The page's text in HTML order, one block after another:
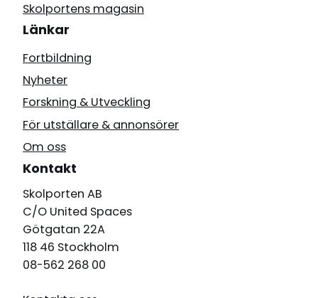
Skolportens magasin
Länkar
Fortbildning
Nyheter
Forskning & Utveckling
För utställare & annonsörer
Om oss
Kontakt
Skolporten AB
C/O United Spaces
Götgatan 22A
118 46 Stockholm
08-562 268 00